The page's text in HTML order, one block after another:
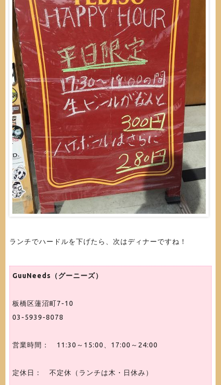
ランチでハードルを下げたら、次はディナーですね！
GuuNeeds（グーニーズ）
板橋区蓮沼町7-10
03-5939-8078
営業時間： 11:30～15:00、17:00～24:00
定休日： 不定休（ランチは木・日休み）